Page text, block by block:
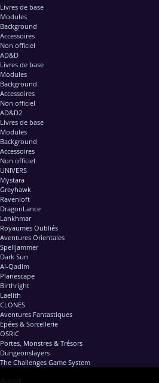
Livres de base
Modules
Background
Accessoires
Non officiel
AD&D
Livres de base
Modules
Background
Accessoires
Non officiel
AD&D2
Livres de base
Modules
Background
Accessoires
Non officiel
UNIVERS
Mystara
Greyhawk
Ravenloft
DragonLance
Lankhmar
Royaumes Oubliés
Aventures Orientales
Spelljammer
Dark Sun
Al-Qadim
Planescape
Birthright
Laelith
CLONES
Aventures Fantastiques
Epées & Sorcellerie
OSRIC
Portes, Monstres & Trésors
Dungeonslayers
The Challenges Game System